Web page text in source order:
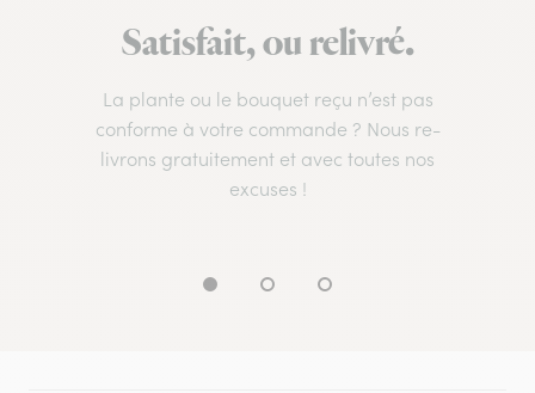
Satisfait, ou relivré.
La plante ou le bouquet reçu n’est pas
conforme à votre commande ? Nous re-
livrons gratuitement et avec toutes nos
excuses !